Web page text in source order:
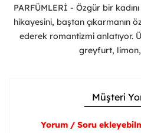
PARFÜMLERİ - Özgür bir
hikayesini, baştan çıkarmanın
ederek romantizmi anlatıyor.
greyfurt,
Müşteri
Yorum / Soru